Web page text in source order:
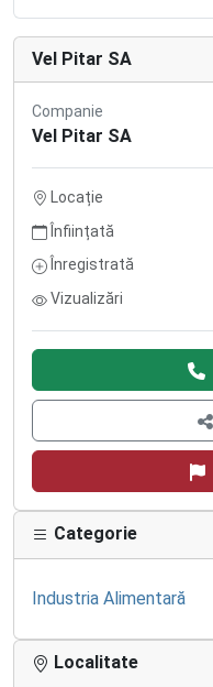
Vel Pitar SA
Companie
Vel Pitar SA
Locație
Înființată
Înregistrată
Vizualizări
Categorie
Industria Alimentară
Localitate